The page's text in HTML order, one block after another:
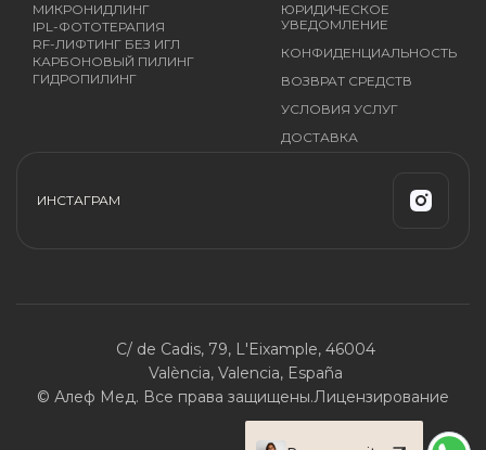
МИКРОНИДЛИНГ
IPL-ФОТОТЕРАПИЯ
RF-ЛИФТИНГ БЕЗ ИГЛ
КАРБОНОВЫЙ ПИЛИНГ
ГИДРОПИЛИНГ
ЮРИДИЧЕСКОЕ
УВЕДОМЛЕНИЕ
КОНФИДЕНЦИАЛЬНОСТЬ
ВОЗВРАТ СРЕДСТВ
УСЛОВИЯ УСЛУГ
ДОСТАВКА
ИНСТАГРАМ
C/ de Cadis, 79, L'Eixample, 46004
València, Valencia, España
© Алеф Мед. Все права защищены.Лицензирование